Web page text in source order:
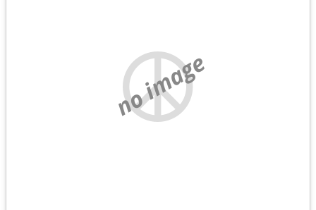
no image